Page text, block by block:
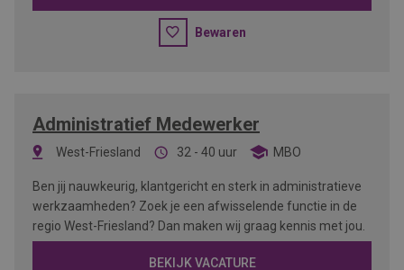
Bewaren
Administratief Medewerker
West-Friesland 32 - 40 uur MBO
Ben jij nauwkeurig, klantgericht en sterk in administratieve
werkzaamheden? Zoek je een afwisselende functie in de
regio West-Friesland? Dan maken wij graag kennis met jou.
BEKIJK VACATURE